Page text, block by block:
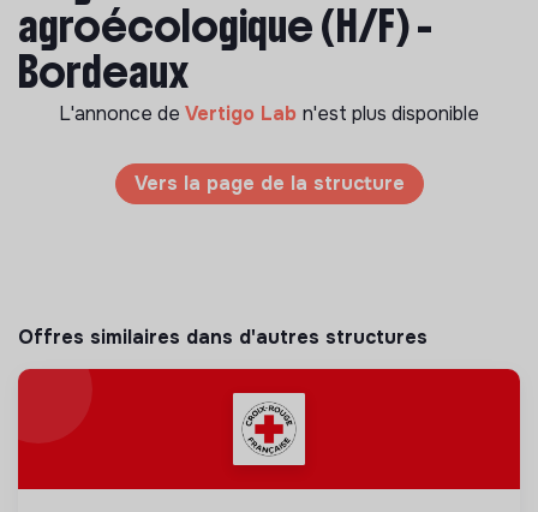
agroécologique (H/F) -
Bordeaux
L'annonce de Vertigo Lab n'est plus disponible
Vers la page de la structure
Offres similaires dans d'autres structures